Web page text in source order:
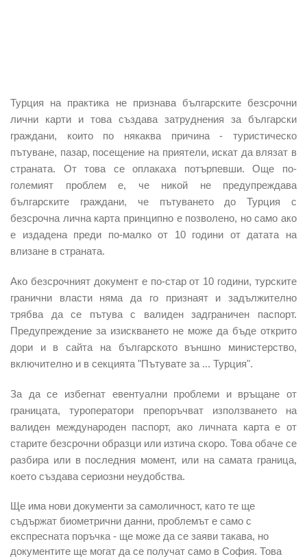
Турция на практика не признава българските безсрочни
лични карти и това създава затруднения за български
граждани, които по някаква причина - туристическо
пътуване, пазар, посещение на приятели, искат да влязат в
страната. От това се оплакаха потърпевши. Още по-
големият проблем е, че никой не предупреждава
българските граждани, че пътуването до Турция с
безсрочна лична карта принципно е позволено, но само ако
е издадена преди по-малко от 10 години от датата на
влизане в страната.
Ако безсрочният документ е по-стар от 10 години, турските
гранични власти няма да го признаят и задължително
трябва да се пътува с валиден задграничен паспорт.
Предупреждение за изискването не може да бъде открито
дори и в сайта на българското външно министерство,
включително и в секцията "Пътувате за ... Турция".
За да се избегнат евентуални проблеми и връщане от
границата, туроператори препоръчват използването на
валиден международен паспорт, ако личната карта е от
старите безсрочни образци или изтича скоро. Това обаче се
разбира или в последния момент, или на самата граница,
което създава сериозни неудобства.
Ще има нови документи за самоличност, като те ще
съдържат биометрични данни, проблемът е само с
експресната поръчка - ще може да се заяви такава, но
документите ще могат да се получат само в София. Това